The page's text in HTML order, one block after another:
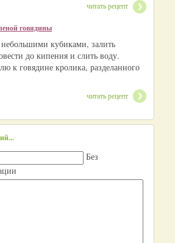
читать рецепт
говядины
небольшими кубиками, залить
до кипения и слить воду.
к говядине кролика, разделанного
читать рецепт
Без